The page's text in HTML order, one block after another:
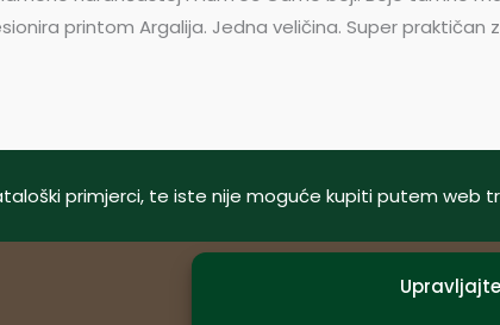
printom Argalija. Jedna veličina. Super praktičan
primjerci, te iste nije moguće kupiti putem web
Informacije